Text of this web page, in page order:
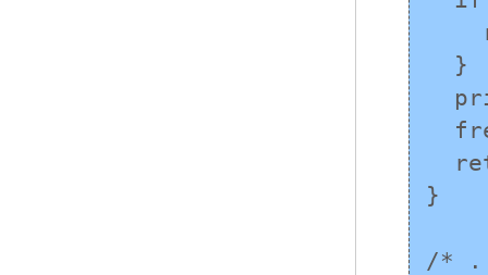
}
/* ...